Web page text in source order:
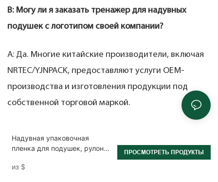
В: Могу ли я заказать тренажер для надувных
подушек с логотипом своей компании?
А: Да. Многие китайские производители, включая
NRTEC/YJNPACK, предоставляют услуги OEM-
производства и изготовления продукции под
собственной торговой маркой.
Надувная упаковочная
пленка для подушек, рулон
из $
ПРОСМОТРЕТЬ ПРОДУКТЫ